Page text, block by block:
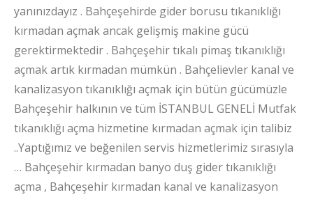
yanınızdayız . Bahçeşehirde gider borusu tıkanıklığı
kırmadan açmak ancak gelişmiş makine gücü
gerektirmektedir . Bahçeşehir tıkalı pimaş tıkanıklığı
açmak artık kırmadan mümkün . Bahçelievler kanal ve
kanalizasyon tıkanıklığı açmak için bütün gücümüzle
Bahçeşehir halkının ve tüm İSTANBUL GENELİ Mutfak
tıkanıklığı açma hizmetine kırmadan açmak için talibiz
..Yaptığımız ve beğenilen servis hizmetlerimiz sırasıyla
… Bahçeşehir kırmadan banyo duş gider tıkanıklığı
açma , Bahçeşehir kırmadan kanal ve kanalizasyon